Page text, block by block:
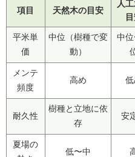
項目 天然木の目安
人
平米単
価
中位（樹種で変
動）
中
メンテ
頻度
高め
耐久性
樹種と立地に依
存
安
夏場の
低〜中